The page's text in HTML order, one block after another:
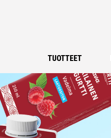
TUOTTEET